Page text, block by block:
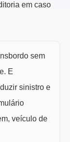
em caso
sem
E
sinistro e
veículo de